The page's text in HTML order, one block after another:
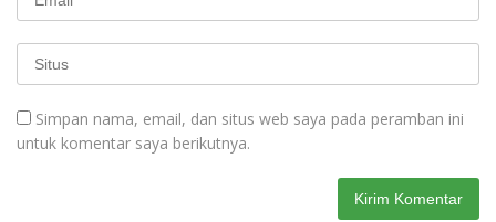
Simpan nama, email, dan situs web saya pada peramban ini
untuk komentar saya berikutnya.